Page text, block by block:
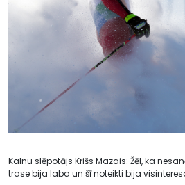
Kalnu slēpotājs Krišs Mazais: Žēl, ka
trase bija laba un šī noteikti bija